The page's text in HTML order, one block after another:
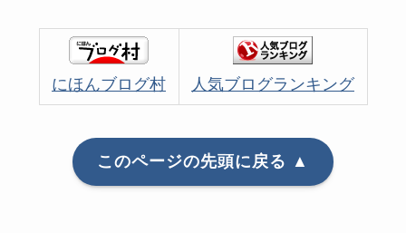
にほんブログ村 人気ブログランキング
このページの先頭に戻る ▲